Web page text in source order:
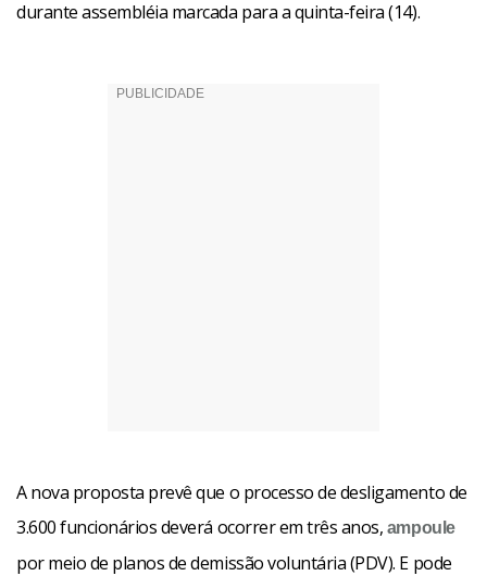
durante assembléia marcada para a quinta-feira (14).
A nova proposta prevê que o processo de desligamento de
3.600 funcionários deverá ocorrer em três anos, ampoule
por meio de planos de demissão voluntária (PDV). E pode